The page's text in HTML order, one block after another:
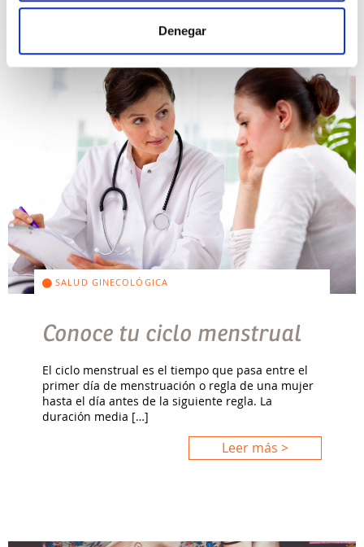
Denegar
SALUD GINECOLÓGICA
Conoce tu ciclo menstrual
El ciclo menstrual es el tiempo que pasa entre el
primer día de menstruación o regla de una mujer
hasta el día antes de la siguiente regla. La
duración media […]
Leer más >